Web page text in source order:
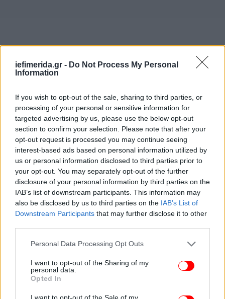
iefimerida.gr - Do Not Process My Personal
Information
If you wish to opt-out of the sale, sharing to third parties, or
processing of your personal or sensitive information for
targeted advertising by us, please use the below opt-out
section to confirm your selection. Please note that after your
opt-out request is processed you may continue seeing
interest-based ads based on personal information utilized by
us or personal information disclosed to third parties prior to
your opt-out. You may separately opt-out of the further
disclosure of your personal information by third parties on the
IAB’s list of downstream participants. This information may
also be disclosed by us to third parties on the IAB’s List of
Downstream Participants that may further disclose it to other
Please note that this website/app uses one or more Google
not limited to your visit or usage behaviour. You may click to
grant or deny consent to Google and its third-party tags to
use your data for below specified purposes in below Google
consent section.
Personal Data Processing Opt Outs
I want to opt-out of the Sharing of my
personal data.
Opted In
I want to opt-out of the Sale of my
Αρχικά είχε δηλώσει ότι περπατούσε λίγα μέτρα
μπροστά του, όταν άκουσε πέτρες να κυλούν και
στη συνέχεια είδε «ένα σώμα να πέφτει μέσα στους
θάμνους». Ωστόσο, σε μεταγενέστερη κατάθεσή του